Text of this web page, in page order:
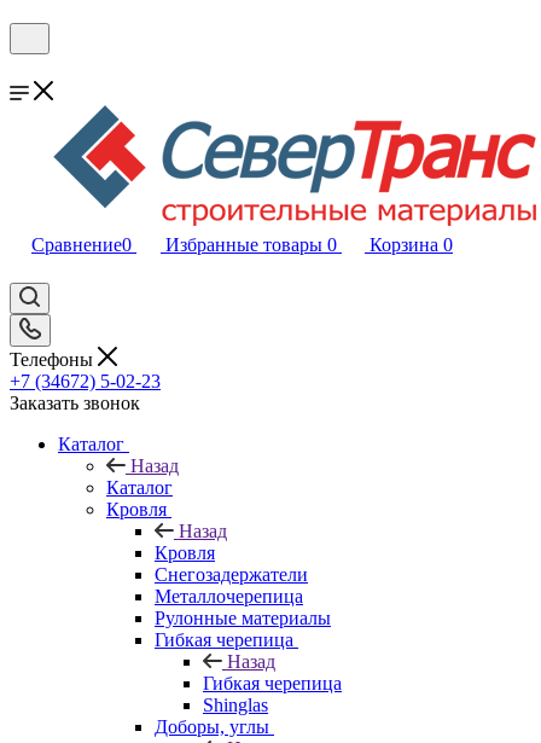
Сравнение0 Избранные товары 0 Корзина 0
Телефоны
+7 (34672) 5-02-23
Заказать звонок
Каталог
Назад
Каталог
Кровля
Назад
Кровля
Снегозадержатели
Металлочерепица
Рулонные материалы
Гибкая черепица
Назад
Гибкая черепица
Shinglas
Доборы, углы